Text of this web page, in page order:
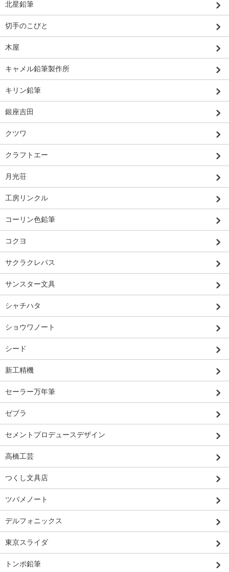
北星鉛筆
切手のこびと
木屋
キャメル鉛筆製作所
キリン鉛筆
銀座吉田
クツワ
クラフトエー
月光荘
工房リンクル
コーリン色鉛筆
コクヨ
サクラクレパス
サンスター文具
シャチハタ
ショウワノート
シード
新工精機
セーラー万年筆
ゼブラ
セメントプロデュースデザイン
高橋工芸
つくし文具店
ツバメノート
デルフォニックス
東京スライダ
トンボ鉛筆